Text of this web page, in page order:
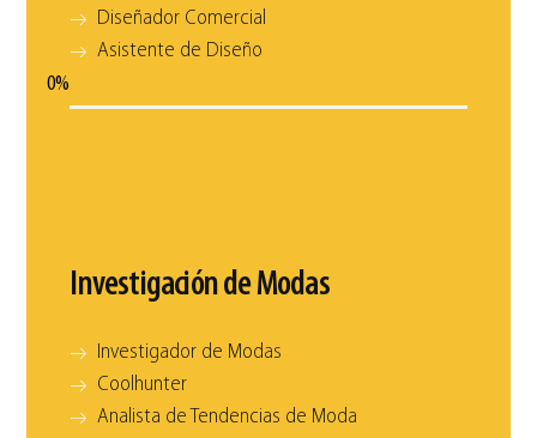
Diseñador Comercial
Asistente de Diseño
0%
Investigación de Modas
Investigador de Modas
Coolhunter
Analista de Tendencias de Moda